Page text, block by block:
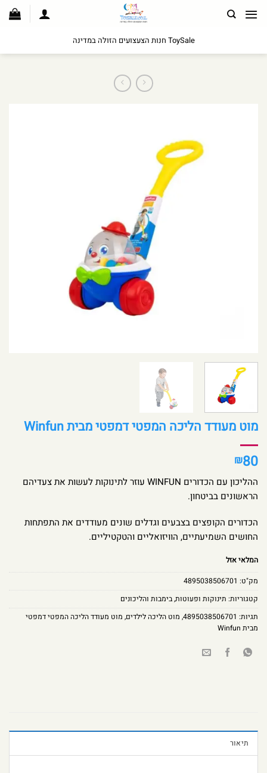
לתוכן
ToySale חנות הצעצועים הזולה במדינה
מוט מעודד הליכה המפטי דמפטי מבית Winfun
₪80
ההליכון עם הכדורים WINFUN עוזר לתינוקות לעשות את צעדיהם
הראשונים בביטחון.
הכדורים הקופצים בצבעים וגדלים שונים מעודדים את התפתחות
החושים השמיעתיים, הוויזואליים והטקטיליים.
המלאי אזל
מק"ט: 4895038506701
קטגוריות: תינוקות ופעוטות,בימבות והליכונים
תגיות: 4895038506701
, מוט הליכה לילדים, מוט מעודד הליכה המפטי דמפטי
מבית Winfun
תיאור